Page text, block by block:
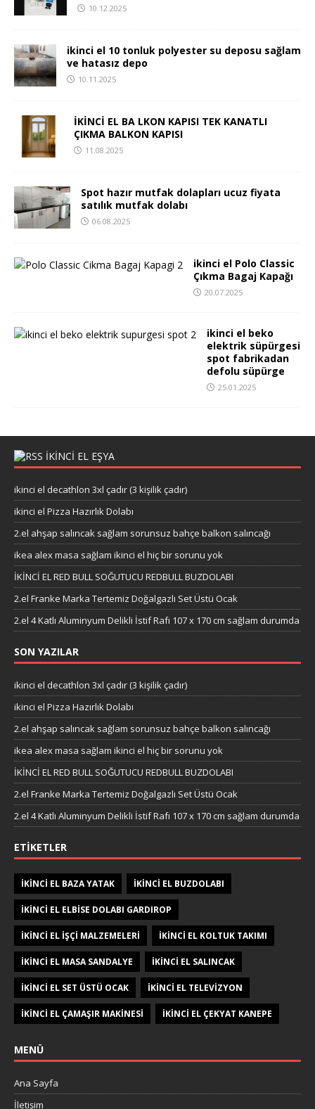
10.12.2025
ikinci el 10 tonluk polyester su deposu sağlam
ve hatasız depo
10.11.2025
İKİNCİ EL BA LKON KAPISI TEK KANATLI
ÇIKMA BALKON KAPISI
11.08.2025
Spot hazır mutfak dolapları ucuz fiyata
satılık mutfak dolabı
06.08.2025
ikinci el Polo Classic
Çıkma Bagaj Kapağı
20.07.2025
ikinci el beko
elektrik süpürgesi
spot fabrikadan
defolu süpürge
25.01.2025
IKINCI EL EŞYA
ikinci el decathlon 3xl çadır (3 kişilik çadır)
ikinci el Pizza Hazırlık Dolabı
2.el ahşap salıncak sağlam sorunsuz bahçe balkon salıncağı
ikea alex masa sağlam ikinci el hiç bir sorunu yok
İKİNCİ EL RED BULL SOĞUTUCU REDBULL BUZDOLABI
2.el Franke Marka Tertemiz Doğalgazlı Set Üstü Ocak
2.el 4 Katlı Aluminyum Delikli İstif Rafı 107 x 170 cm sağlam durumda
SON YAZILAR
ikinci el decathlon 3xl çadır (3 kişilik çadır)
ikinci el Pizza Hazırlık Dolabı
2.el ahşap salıncak sağlam sorunsuz bahçe balkon salıncağı
ikea alex masa sağlam ikinci el hiç bir sorunu yok
İKİNCİ EL RED BULL SOĞUTUCU REDBULL BUZDOLABI
2.el Franke Marka Tertemiz Doğalgazlı Set Üstü Ocak
2.el 4 Katlı Aluminyum Delikli İstif Rafı 107 x 170 cm sağlam durumda
ETIKETLER
IKINCI EL BAZA YATAK IKINCI EL BUZDOLABI
IKINCI EL ELBISE DOLABI GARDIROP
IKINCI EL IŞÇI MALZEMELERI IKINCI EL KOLTUK TAKIMI
IKINCI EL MASA SANDALYE IKINCI EL SALINCAK
IKINCI EL SET ÜSTÜ OCAK IKINCI EL TELEVIZYON
IKINCI EL ÇAMAŞIR MAKINESI IKINCI EL ÇEKYAT KANEPE
MENÜ
Ana Sayfa
İletişim